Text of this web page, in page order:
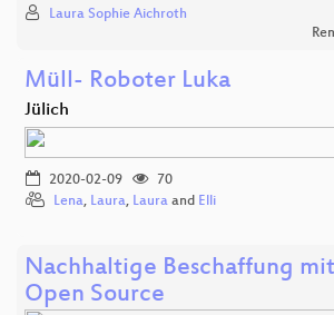
Laura Sophie Aichroth
Müll- Roboter Luka
Jülich
2020-02-09
70
Lena, Laura, Laura and Elli
Nachhaltige Beschaffung
Open Source